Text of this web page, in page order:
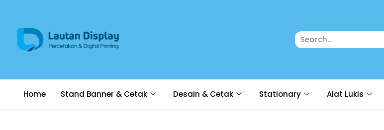
Home Stand Banner & Cetak Desain & Cetak Stationary Alat Lukis